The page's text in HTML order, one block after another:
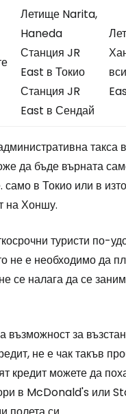
Летище Narita,
Haneda
Станция JR
East в Токио
Станция JR
East в Сендай
такса
да бъде върната
само в Токио или в
на Хоншу.
туристи по-
не е необходимо да
се налага да се
възможност за
не е чак такъв
кредит можете да
в McDonald's или